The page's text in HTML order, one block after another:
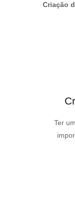
Criação
Ter